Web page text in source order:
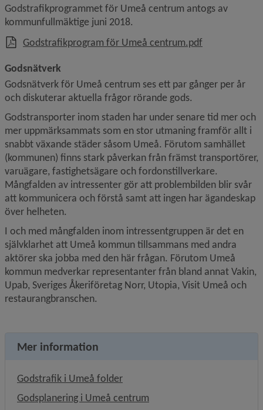
Godstrafikprogrammet för Umeå centrum antogs av
kommunfullmäktige juni 2018.
Godstrafikprogram för Umeå centrum.pdf, 2.3 MB,
Godsnätverk
Godsnätverk för Umeå centrum ses ett par gånger per år
och diskuterar aktuella frågor rörande gods.
Godstransporter inom staden har under senare tid mer och
mer uppmärksammats som en stor utmaning framför allt i
snabbt växande städer såsom Umeå. Förutom samhället
(kommunen) finns stark påverkan från främst transportörer,
varuägare, fastighetsägare och fordonstillverkare.
Mångfalden av intressenter gör att problembilden blir svår
att kommunicera och förstå samt att ingen har ägandeskap
över helheten.
I och med mångfalden inom intressentgruppen är det en
självklarhet att Umeå kommun tillsammans med andra
aktörer ska jobba med den här frågan. Förutom Umeå
kommun medverkar representanter från bland annat Vakin,
Upab, Sveriges Åkeriföretag Norr, Utopia, Visit Umeå och
restaurangbranschen.
Mer information
Godstrafik i Umeå folder, 1.1 MB, öppnas i nytt fönster.
Godsplanering i Umeå centrum